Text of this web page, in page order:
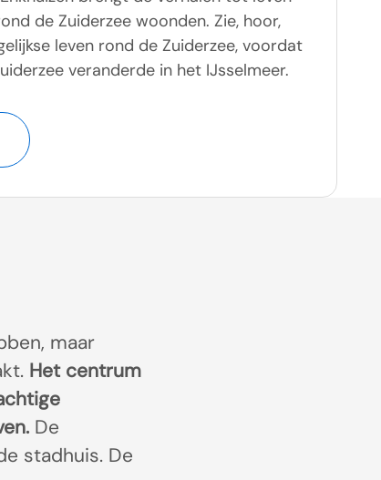
de Zuiderzee woonden. Zie, hoor,
leven rond de Zuiderzee, voordat
veranderde in het IJsselmeer.
maar
Het centrum
De
stadhuis. De